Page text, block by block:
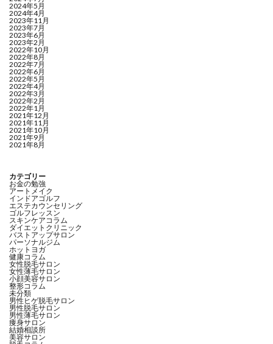
2024年5月
2024年4月
2023年11月
2023年7月
2023年6月
2023年2月
2022年10月
2022年8月
2022年7月
2022年6月
2022年5月
2022年4月
2022年3月
2022年2月
2022年1月
2021年12月
2021年11月
2021年10月
2021年9月
2021年8月
カテゴリー
お金の勉強
アートメイク
インドアゴルフ
エステカウンセリング
ゴルフレッスン
スキンケアコラム
ダイエットクリニック
バストアップサロン
パーソナルジム
ホットヨガ
健康コラム
女性脱毛サロン
女性薄毛サロン
小顔美容サロン
整形コラム
未分類
男性ヒゲ脱毛サロン
男性脱毛サロン
男性薄毛サロン
痩身サロン
結婚相談所
美容サロン